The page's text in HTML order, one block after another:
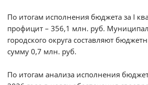
По итогам исполнения бюджета за I
профицит – 356,1 млн. руб.
городского округа составляют
сумму 0,7 млн. руб.
По итогам анализа исполнения